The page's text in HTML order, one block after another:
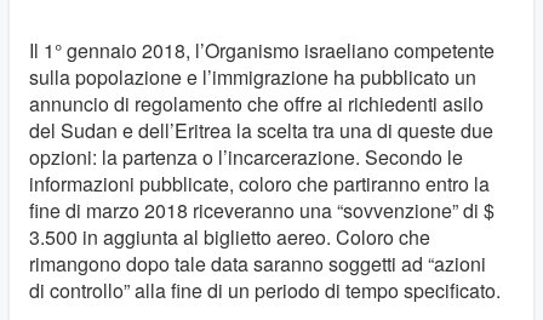
Il 1° gennaio 2018, l’Organismo israeliano competente
sulla popolazione e l’immigrazione ha pubblicato un
annuncio di regolamento che offre ai richiedenti asilo
del Sudan e dell’Eritrea la scelta tra una di queste due
opzioni: la partenza o l’incarcerazione. Secondo le
informazioni pubblicate, coloro che partiranno entro la
fine di marzo 2018 riceveranno una “sovvenzione” di $
3.500 in aggiunta al biglietto aereo. Coloro che
rimangono dopo tale data saranno soggetti ad “azioni
di controllo” alla fine di un periodo di tempo specificato.